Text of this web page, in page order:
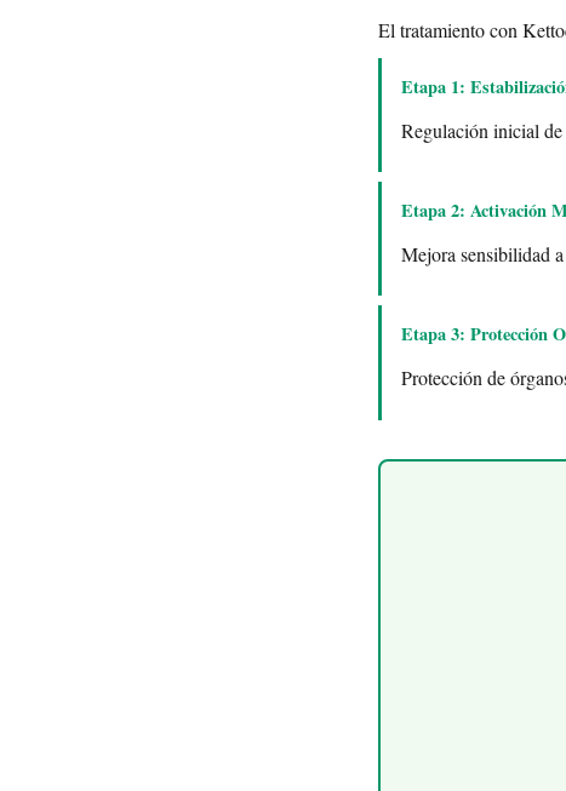
El tratamiento con
Etapa 1:
Regulación inicial de
Etapa 2: Activación
Mejora sensibilidad
Etapa 3: Protección
Protección de